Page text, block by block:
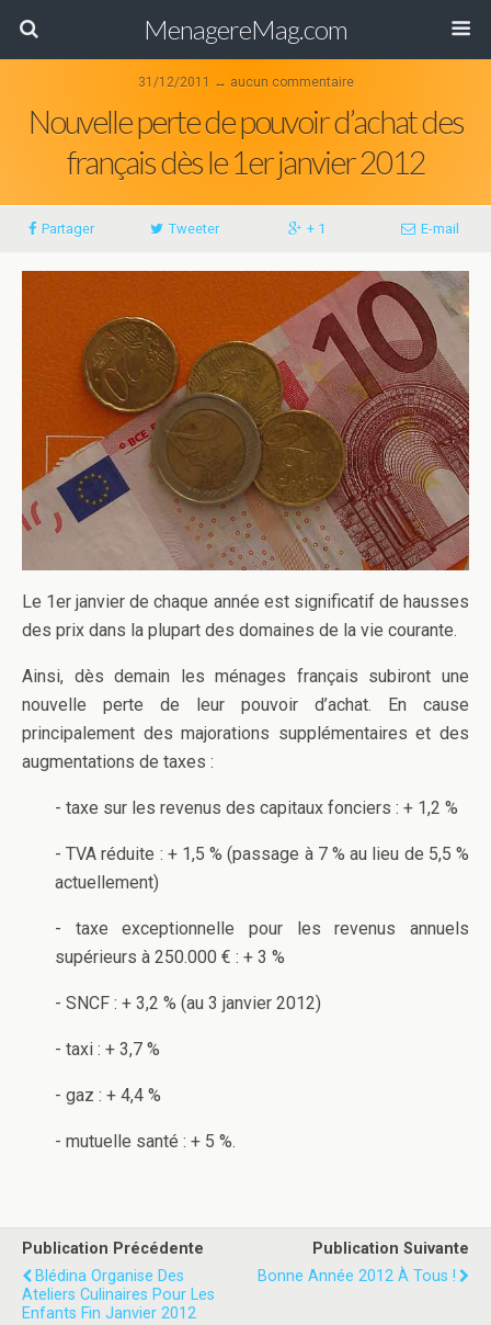
MenagereMag.com
31/12/2011 ↔ aucun commentaire
Nouvelle perte de pouvoir d’achat des
français dès le 1er janvier 2012
Partager Tweeter + 1 E-mail
Le 1er janvier de chaque année est significatif de hausses
des prix dans la plupart des domaines de la vie courante.
Ainsi, dès demain les ménages français subiront une
nouvelle perte de leur pouvoir d’achat. En cause
principalement des majorations supplémentaires et des
augmentations de taxes :
- taxe sur les revenus des capitaux fonciers : + 1,2 %
- TVA réduite : + 1,5 % (passage à 7 % au lieu de 5,5 %
actuellement)
- taxe exceptionnelle pour les revenus annuels
supérieurs à 250.000 € : + 3 %
- SNCF : + 3,2 % (au 3 janvier 2012)
- taxi : + 3,7 %
- gaz : + 4,4 %
- mutuelle santé : + 5 %.
Publication Précédente
Blédina Organise Des
Ateliers Culinaires Pour Les
Enfants Fin Janvier 2012
Publication Suivante
Bonne Année 2012 À Tous !